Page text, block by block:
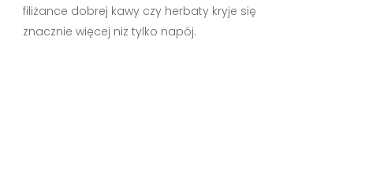
filiżance dobrej kawy czy herbaty kryje się
znacznie więcej niż tylko napój.